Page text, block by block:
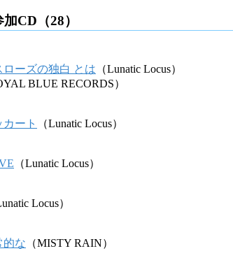
CD（28）
ローズの独白 とは （Lunatic Locus）
BLUE RECORDS）
ート
（Lunatic Locus）
（Lunatic Locus）
Locus）
的な （MISTY RAIN）